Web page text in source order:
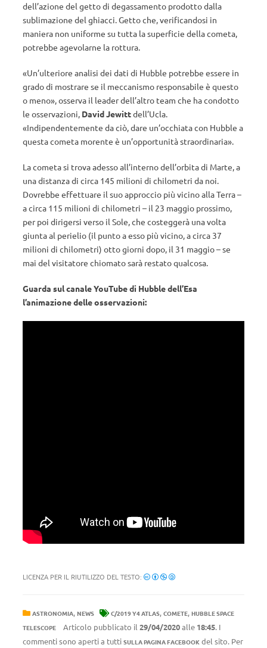
dell’azione del getto di degassamento prodotto dalla
sublimazione del ghiacci. Getto che, verificandosi in
maniera non uniforme su tutta la superficie della cometa,
potrebbe agevolarne la rottura.
«Un’ulteriore analisi dei dati di Hubble potrebbe essere in
grado di mostrare se il meccanismo responsabile è questo
o meno», osserva il leader dell’altro team che ha condotto
le osservazioni, David Jewittdell’Ucla.
«Indipendentemente da ciò, dare un’occhiata con Hubble a
questa cometa morente è un’opportunità straordinaria».
La cometa si trova adesso all’interno dell’orbita di Marte, a
una distanza di circa 145 milioni di chilometri da noi.
Dovrebbe effettuare il suo approccio più vicino alla Terra –
a circa 115 milioni di chilometri – il 23 maggio prossimo,
per poi dirigersi verso il Sole, che costeggerà una volta
giunta al perielio (il punto a esso più vicino, a circa 37
milioni di chilometri) otto giorni dopo, il 31 maggio – se
mai del visitatore chiomato sarà restato qualcosa.
Guarda sul canale YouTube di Hubble dell’Esa
l’animazione delle osservazioni:
LICENZA PER IL RIUTILIZZO DEL TESTO:
ASTRONOMIA, NEWS C/2019 Y4 ATLAS, COMETE, HUBBLE SPACE
TELESCOPE
Articolo pubblicato il 29/04/2020alle 18:45. I
commenti sono aperti a tutti SULLA PAGINA FACEBOOK del sito. Per